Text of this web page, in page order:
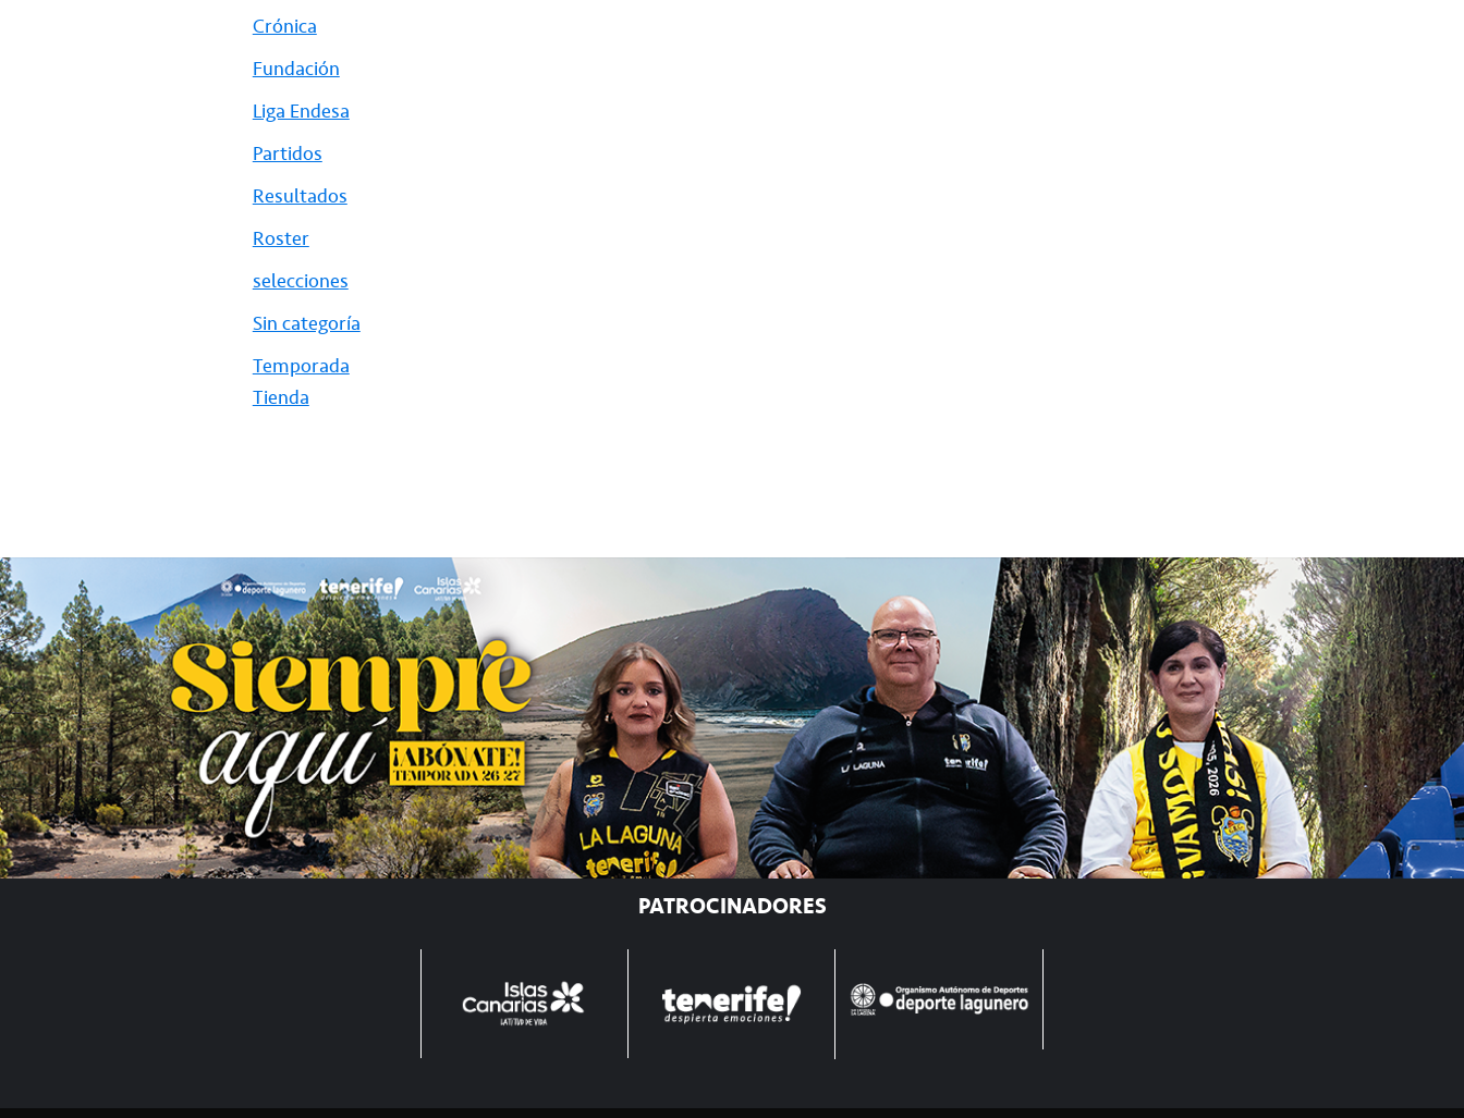
Crónica
Fundación
Liga Endesa
Partidos
Resultados
Roster
selecciones
Sin categoría
Temporada
Tienda
PATROCINADORES